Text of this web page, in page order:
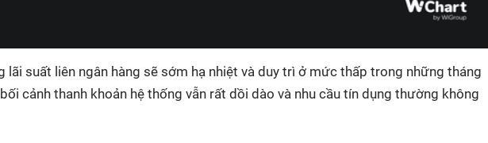
lãi suất liên ngân hàng sẽ sớm hạ nhiệt và duy trì ở mức thấp trong những tháng
cảnh thanh khoản hệ thống vẫn rất dồi dào và nhu cầu tín dụng thường không